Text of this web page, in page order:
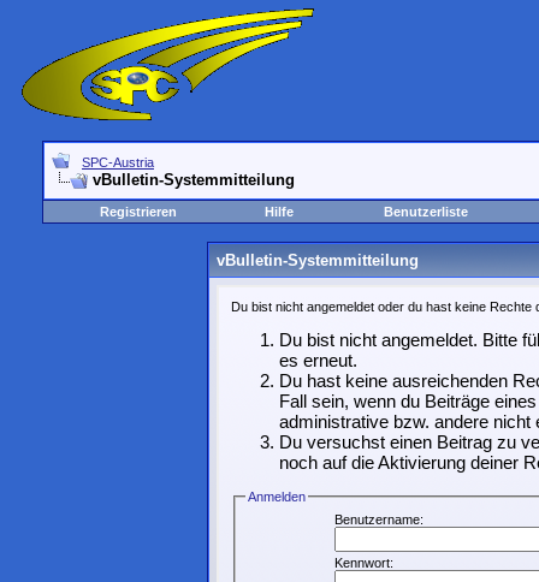
SPC-Austria
vBulletin-Systemmitteilung
Registrieren Hilfe Benutzerliste
vBulletin-Systemmitteilung
Du bist nicht angemeldet oder du hast keine
Du bist nicht angemeldet. Bitte
es erneut.
Du hast keine ausreichenden
Fall sein, wenn du Beiträge
administrative bzw. andere nicht
Du versuchst einen Beitrag zu
noch auf die Aktivierung deiner
Anmelden
Benutzername:
Kennwort: